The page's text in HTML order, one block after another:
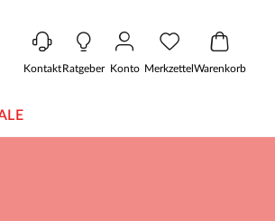
KontaktRatgeber Konto MerkzettelWarenkorb